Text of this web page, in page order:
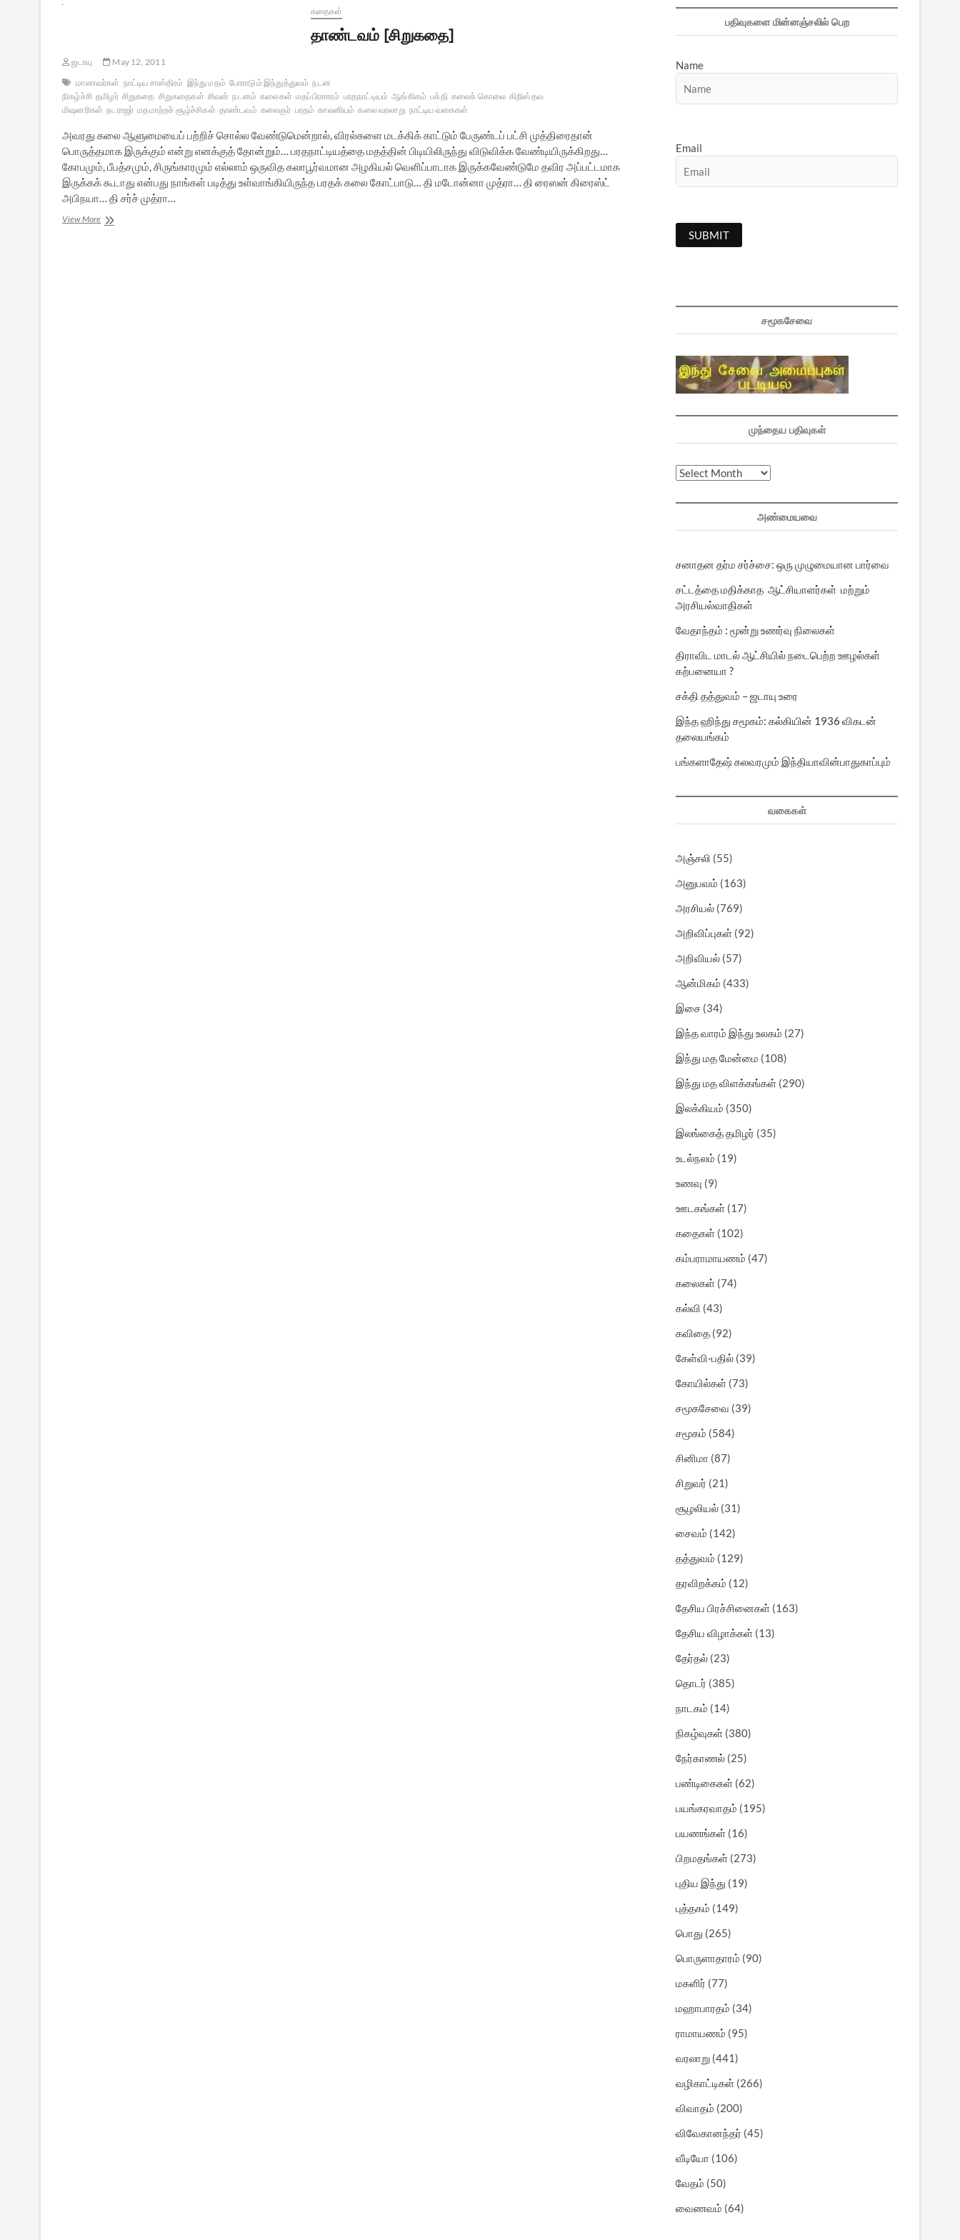
கதைகள்
தாண்டவம் [சிறுகதை]
ஜடாயு
May 12, 2011
மாணவர்கள் நாட்டிய சாஸ்திரம் இந்து மதம் போராடும் இந்துத்துவம் நடன
நிகழ்ச்சி தமிழர் சிறுகதை சிறுகதைகள் சிவன் நடனம் கலைகள் மதப்பிரசாரம் பரதநாட்டியம் ஆங்கிகம் பக்தி கலைக் கொலை கிறிஸ்தவ
மிஷனரிகள் நடராஜர் மதமாற்றச் சூழ்ச்சிகள் தாண்டவம் கலைஞர் பரதம் காலனியம் கலை வரலாறு நாட்டிய வகைகள்
அவரது கலை ஆளுமையைப் பற்றிச் சொல்ல வேண்டுமென்றால், விரல்களை மடக்கிக் காட்டும் பேருண்டப் பட்சி முத்திரைதான்
பொருத்தமாக இருக்கும் என்று எனக்குத் தோன்றும்… பரதநாட்டியத்தை மதத்தின் பிடியிலிருந்து விடுவிக்க வேண்டியிருக்கிறது…
கோபமும், பீபத்சமும், சிருங்காரமும் எல்லாம் ஒருவித கலாபூர்வமான அழகியல் வெளிப்பாடாக இருக்கவேண்டுமே தவிர அப்பட்டமாக
இருக்கக் கூடாது என்பது நாங்கள் படித்து உள்வாங்கியிருந்த பரதக் கலை கோட்பாடு… தி மடோன்னா முத்ரா… தி ரைஸன் கிரைஸ்ட்
அபிநயா… தி சர்ச் முத்ரா…
View Moreதாண்டவம்
பதிவுகளை மின்னஞ்சலில் பெற
Name
Email
சமூகசேவை
முந்தைய பதிவுகள்
முந்தைய
அண்மையவை
சனாதன தர்ம சர்ச்சை: ஒரு முழுமையான பார்வை
சட்டத்தை மதிக்காத ஆட்சியாளர்கள் மற்றும்
அரசியல்வாதிகள்
வேதாந்தம் : மூன்று உணர்வு நிலைகள்
திராவிட மாடல் ஆட்சியில் நடைபெற்ற ஊழல்கள்
கற்பனையா ?
சக்தி தத்துவம் – ஜடாயு உரை
இந்த ஹிந்து சமூகம்: கல்கியின் 1936 விகடன்
தலையங்கம்
பங்களாதேஷ் கலவரமும் இந்தியாவின்பாதுகாப்பும்
வகைகள்
அஞ்சலி (55)
அனுபவம் (163)
அரசியல் (769)
அறிவிப்புகள் (92)
அறிவியல் (57)
ஆன்மிகம் (433)
இசை (34)
இந்த வாரம் இந்து உலகம் (27)
இந்து மத மேன்மை (108)
இந்து மத விளக்கங்கள் (290)
இலக்கியம் (350)
இலங்கைத் தமிழர் (35)
உடல்நலம் (19)
உணவு (9)
ஊடகங்கள் (17)
கதைகள் (102)
கம்பராமாயணம் (47)
கலைகள் (74)
கல்வி (43)
கவிதை (92)
கேள்வி-பதில் (39)
கோயில்கள் (73)
சமூகசேவை (39)
சமூகம் (584)
சினிமா (87)
சிறுவர் (21)
சூழலியல் (31)
சைவம் (142)
தத்துவம் (129)
தரவிறக்கம் (12)
தேசிய பிரச்சினைகள் (163)
தேசிய விழாக்கள் (13)
தேர்தல் (23)
தொடர் (385)
நாடகம் (14)
நிகழ்வுகள் (380)
நேர்காணல் (25)
பண்டிகைகள் (62)
பயங்கரவாதம் (195)
பயணங்கள் (16)
பிறமதங்கள் (273)
புதிய இந்து (19)
புத்தகம் (149)
பொது (265)
பொருளாதாரம் (90)
மகளிர் (77)
மஹாபாரதம் (34)
ராமாயணம் (95)
வரலாறு (441)
வழிகாட்டிகள் (266)
விவாதம் (200)
விவேகானந்தர் (45)
வீடியோ (106)
வேதம் (50)
வைணவம் (64)